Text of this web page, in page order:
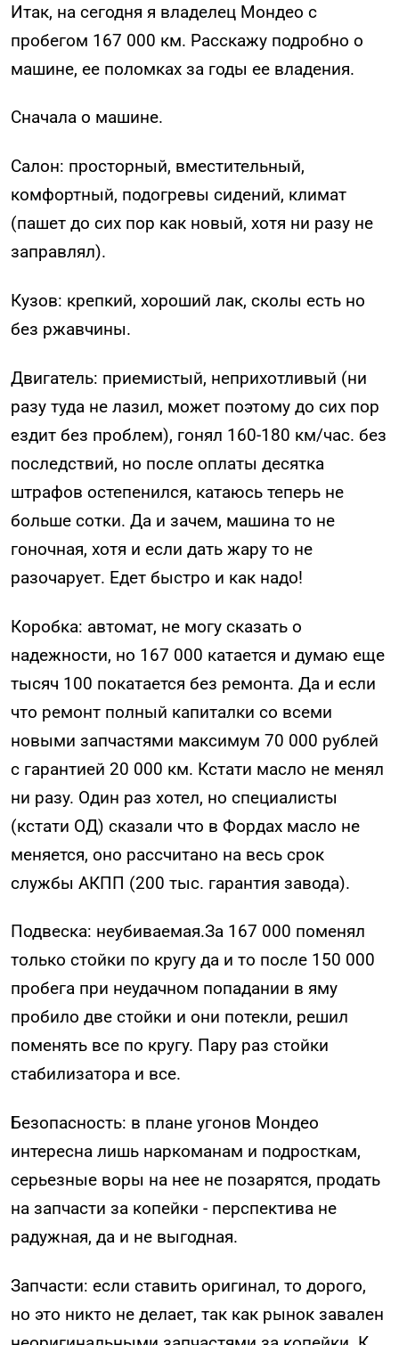
Итак, на сегодня я владелец Мондео с
пробегом 167 000 км. Расскажу подробно о
машине, ее поломках за годы ее владения.
Сначала о машине.
Салон: просторный, вместительный,
комфортный, подогревы сидений, климат
(пашет до сих пор как новый, хотя ни разу не
заправлял).
Кузов: крепкий, хороший лак, сколы есть но
без ржавчины.
Двигатель: приемистый, неприхотливый (ни
разу туда не лазил, может поэтому до сих пор
ездит без проблем), гонял 160-180 км/час. без
последствий, но после оплаты десятка
штрафов остепенился, катаюсь теперь не
больше сотки. Да и зачем, машина то не
гоночная, хотя и если дать жару то не
разочарует. Едет быстро и как надо!
Коробка: автомат, не могу сказать о
надежности, но 167 000 катается и думаю еще
тысяч 100 покатается без ремонта. Да и если
что ремонт полный капиталки со всеми
новыми запчастями максимум 70 000 рублей
с гарантией 20 000 км. Кстати масло не менял
ни разу. Один раз хотел, но специалисты
(кстати ОД) сказали что в Фордах масло не
меняется, оно рассчитано на весь срок
службы АКПП (200 тыс. гарантия завода).
Подвеска: неубиваемая.За 167 000 поменял
только стойки по кругу да и то после 150 000
пробега при неудачном попадании в яму
пробило две стойки и они потекли, решил
поменять все по кругу. Пару раз стойки
стабилизатора и все.
Безопасность: в плане угонов Мондео
интересна лишь наркоманам и подросткам,
серьезные воры на нее не позарятся, продать
на запчасти за копейки - перспектива не
радужная, да и не выгодная.
Запчасти: если ставить оригинал, то дорого,
но это никто не делает, так как рынок завален